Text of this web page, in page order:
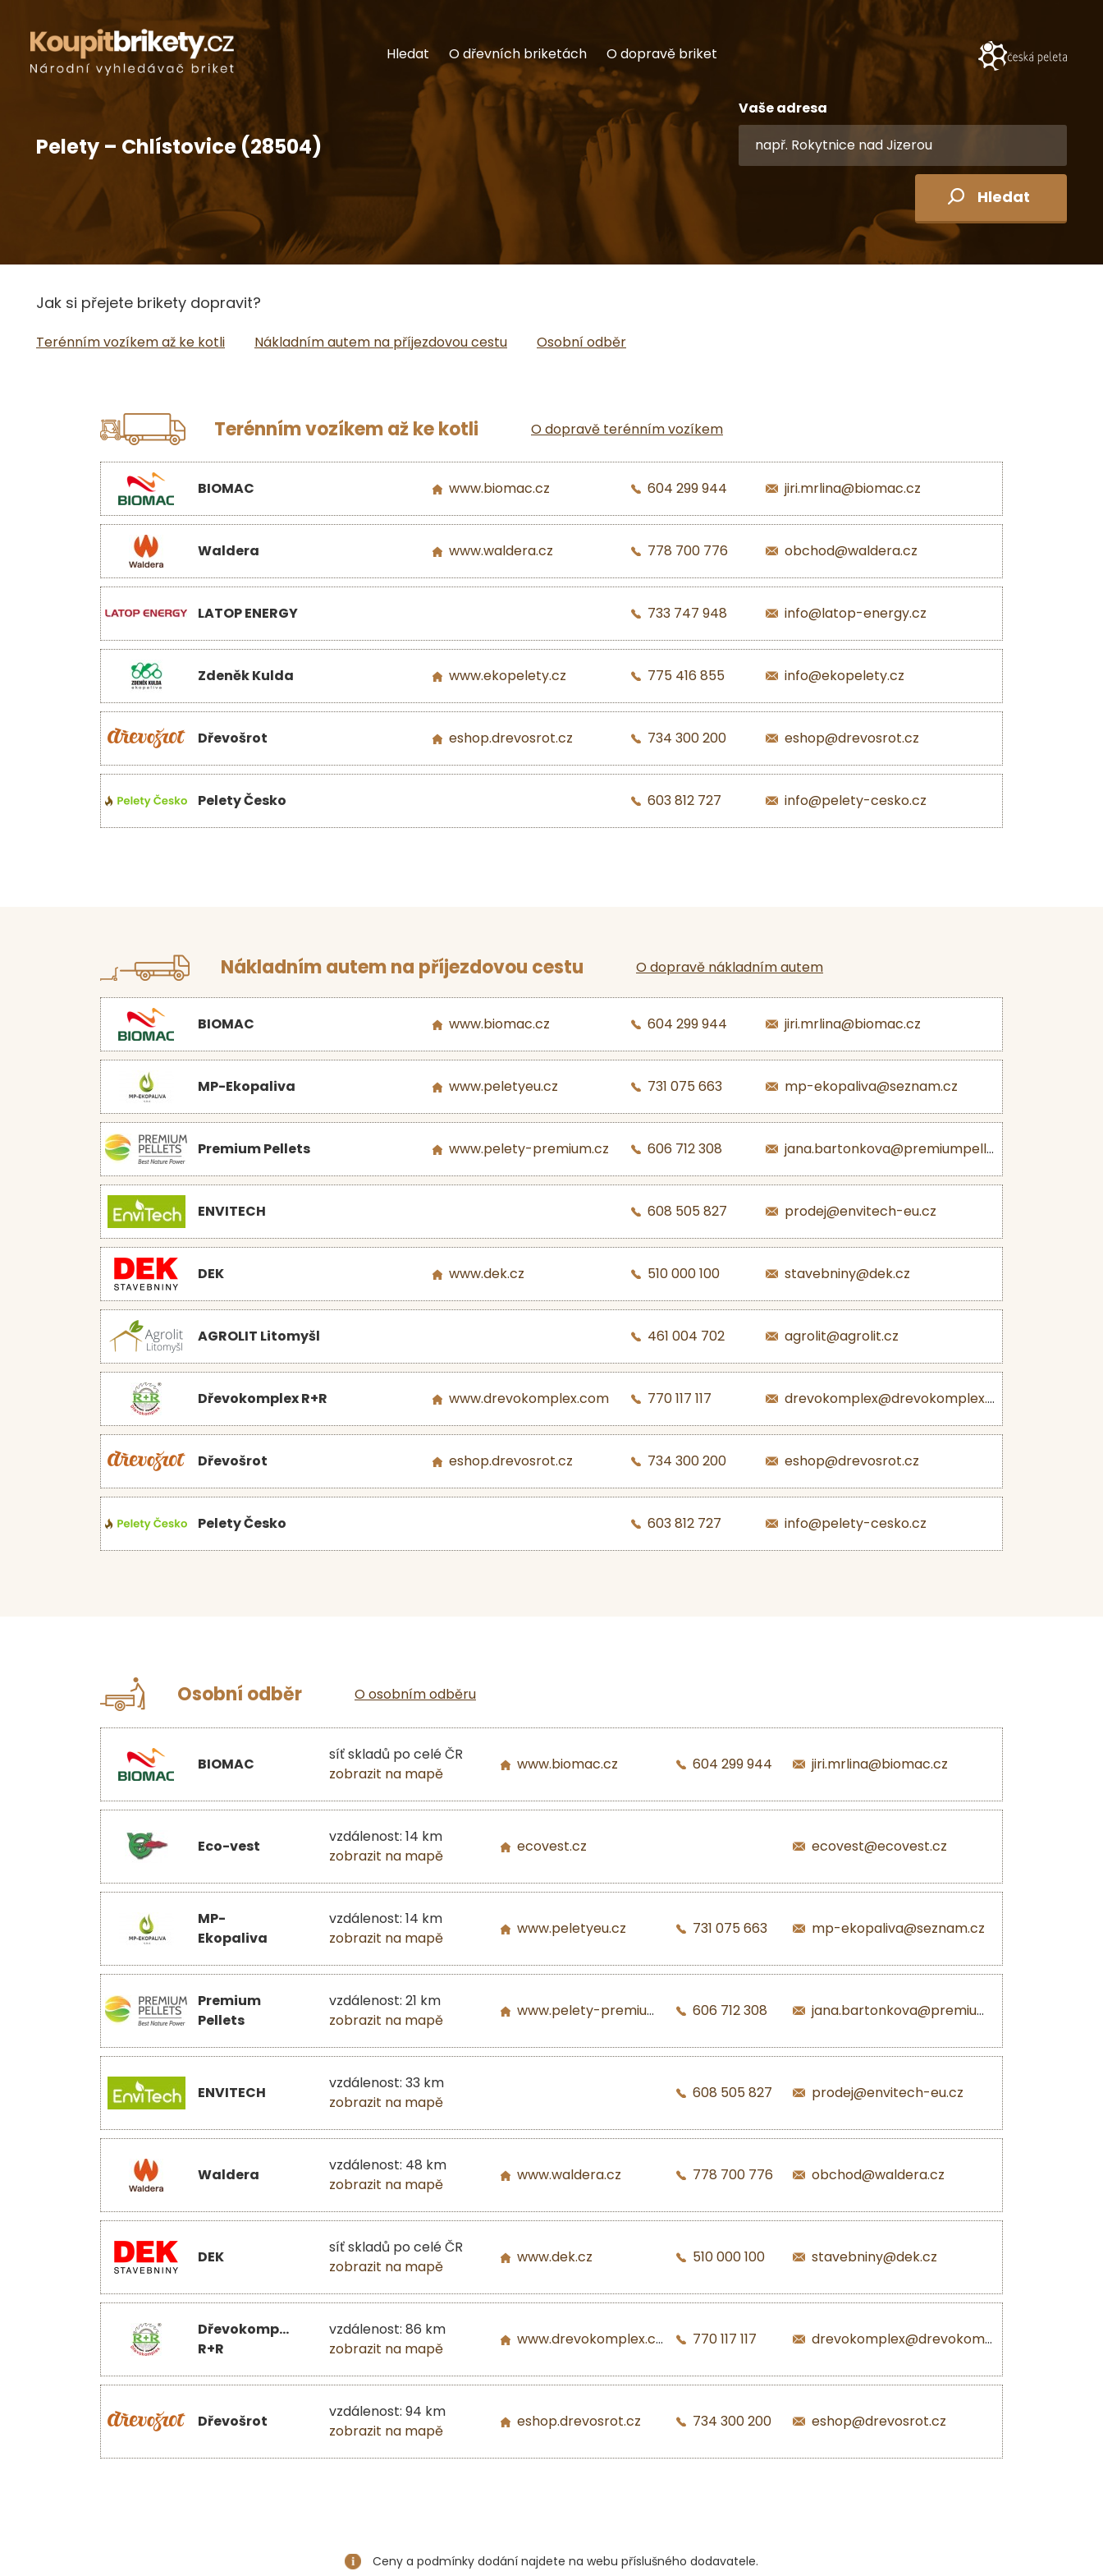
Hledat O dřevních briketách O dopravě briket
Pelety – Chlístovice (28504)
Vaše adresa
Hledat
Jak si přejete brikety dopravit?
Terénním vozíkem až ke kotli Nákladním autem na příjezdovou cestu Osobní odběr
Terénním vozíkem až ke kotli O dopravě terénním vozíkem
BIOMAC www.biomac.cz 604 299 944 jiri.mrlina@biomac.cz
Waldera www.waldera.cz 778 700 776 obchod@waldera.cz
LATOP ENERGY 733 747 948 info@latop-energy.cz
Zdeněk Kulda www.ekopelety.cz 775 416 855 info@ekopelety.cz
Dřevošrot eshop.drevosrot.cz 734 300 200 eshop@drevosrot.cz
Pelety Česko 603 812 727 info@pelety-cesko.cz
Nákladním autem na příjezdovou cestu O dopravě nákladním autem
BIOMAC www.biomac.cz 604 299 944 jiri.mrlina@biomac.cz
MP-Ekopaliva www.peletyeu.cz 731 075 663 mp-ekopaliva@seznam.cz
Premium Pellets www.pelety-premium.cz 606 712 308 jana.bartonkova@premiumpellets.cz
ENVITECH 608 505 827 prodej@envitech-eu.cz
DEK www.dek.cz 510 000 100 stavebniny@dek.cz
AGROLIT Litomyšl 461 004 702 agrolit@agrolit.cz
Dřevokomplex R+R www.drevokomplex.com 770 117 117 drevokomplex@drevokomplex.com
Dřevošrot eshop.drevosrot.cz 734 300 200 eshop@drevosrot.cz
Pelety Česko 603 812 727 info@pelety-cesko.cz
Osobní odběr O osobním odběru
BIOMAC
síť skladů po celé ČR
zobrazit na mapě
www.biomac.cz 604 299 944 jiri.mrlina@biomac.cz
Eco-vest
vzdálenost: 14 km
zobrazit na mapě
ecovest.cz ecovest@ecovest.cz
MP-
Ekopaliva
vzdálenost: 14 km
zobrazit na mapě
www.peletyeu.cz 731 075 663 mp-ekopaliva@seznam.cz
Premium
Pellets
vzdálenost: 21 km
zobrazit na mapě
www.pelety-premium.cz 606 712 308 jana.bartonkova@premiumpellets.cz
ENVITECH
vzdálenost: 33 km
zobrazit na mapě
608 505 827 prodej@envitech-eu.cz
Waldera
vzdálenost: 48 km
zobrazit na mapě
www.waldera.cz 778 700 776 obchod@waldera.cz
DEK
síť skladů po celé ČR
zobrazit na mapě
www.dek.cz 510 000 100 stavebniny@dek.cz
Dřevokomplex
R+R
vzdálenost: 86 km
zobrazit na mapě
www.drevokomplex.com 770 117 117 drevokomplex@drevokomplex.com
Dřevošrot
vzdálenost: 94 km
zobrazit na mapě
eshop.drevosrot.cz 734 300 200 eshop@drevosrot.cz
Ceny a podmínky dodání najdete na webu příslušného dodavatele.